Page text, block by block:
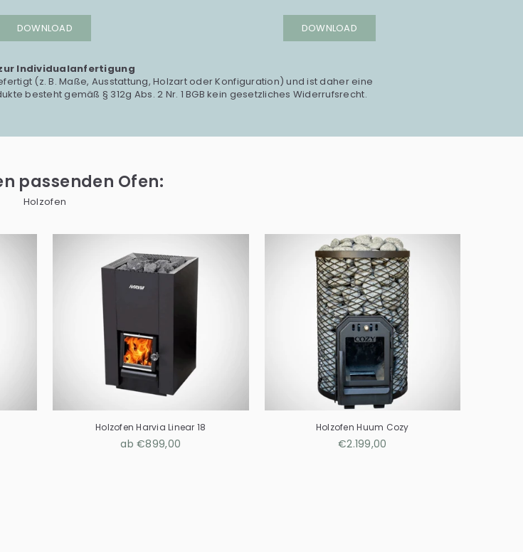
DOWNLOAD DOWNLOAD
Individualanfertigung
(z. B. Maße, Ausstattung, Holzart oder Konfiguration) und ist daher eine
besteht gemäß § 312g Abs. 2 Nr. 1 BGB kein gesetzliches Widerrufsrecht.
passenden Ofen:
Holzofen
Holzofen Harvia Linear 18
ab €899,00
Holzofen Huum Cozy
Normaler
€2.199,00